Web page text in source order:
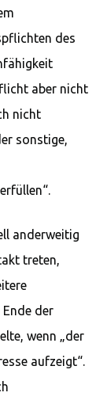
des
aber nicht
nicht
sonstige,
anderweitig
treten,
der
wenn „der
aufzeigt“.